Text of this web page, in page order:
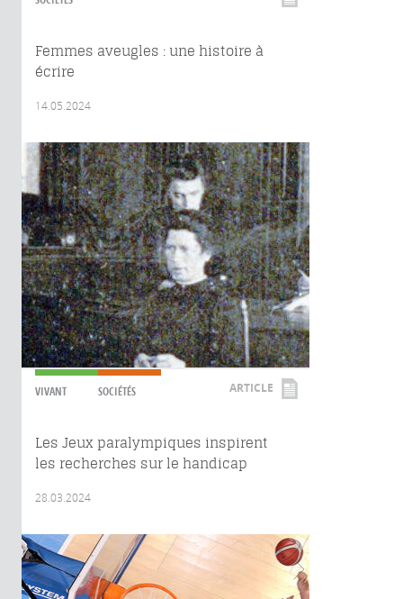
Femmes aveugles : une histoire à
écrire
14.05.2024
VIVANT SOCIÉTÉS ARTICLE
Les Jeux paralympiques inspirent
les recherches sur le handicap
28.03.2024